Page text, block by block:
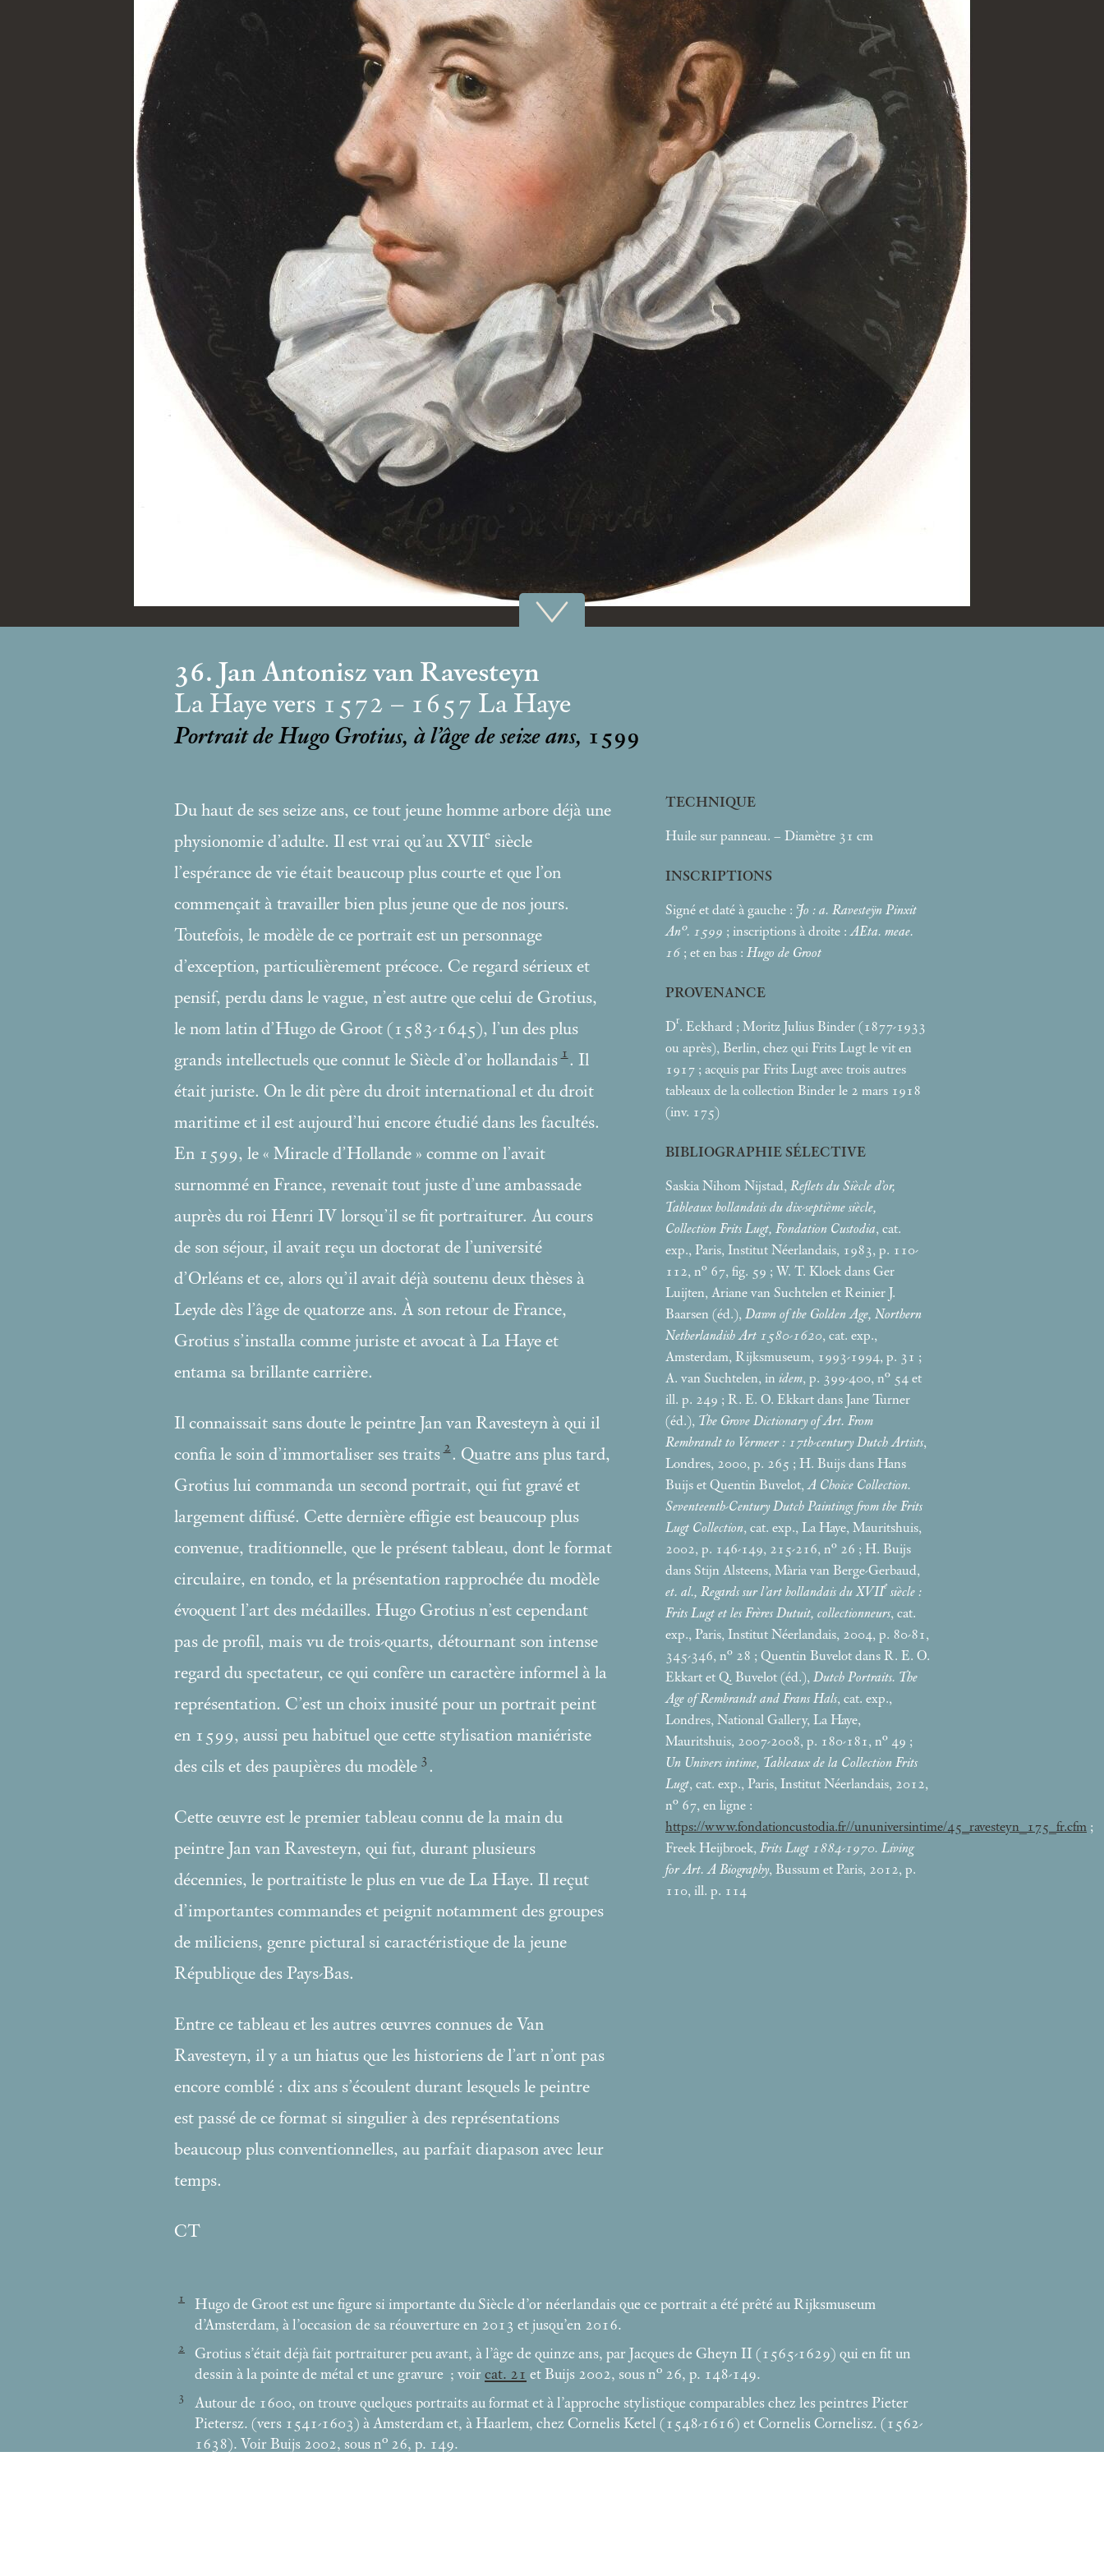
36. Jan Antonisz van Ravesteyn
La Haye vers 1572 – 1657 La Haye
Portrait de Hugo Grotius, à l’âge de seize ans, 1599
Du haut de ses seize ans, ce tout jeune homme arbore déjà une
physionomie d’adulte. Il est vrai qu’au XVIIe siècle
l’espérance de vie était beaucoup plus courte et que l’on
commençait à travailler bien plus jeune que de nos jours.
Toutefois, le modèle de ce portrait est un personnage
d’exception, particulièrement précoce. Ce regard sérieux et
pensif, perdu dans le vague, n’est autre que celui de Grotius,
le nom latin d’Hugo de Groot (1583-1645), l’un des plus
grands intellectuels que connut le Siècle d’or hollandais 1 . Il
était juriste. On le dit père du droit international et du droit
maritime et il est aujourd’hui encore étudié dans les facultés.
En 1599, le « Miracle d’Hollande » comme on l’avait
surnommé en France, revenait tout juste d’une ambassade
auprès du roi Henri IV lorsqu’il se fit portraiturer. Au cours
de son séjour, il avait reçu un doctorat de l’université
d’Orléans et ce, alors qu’il avait déjà soutenu deux thèses à
Leyde dès l’âge de quatorze ans. À son retour de France,
Grotius s’installa comme juriste et avocat à La Haye et
entama sa brillante carrière.
Il connaissait sans doute le peintre Jan van Ravesteyn à qui il
confia le soin d’immortaliser ses traits 2. Quatre ans plus tard,
Grotius lui commanda un second portrait, qui fut gravé et
largement diffusé. Cette dernière effigie est beaucoup plus
convenue, traditionnelle, que le présent tableau, dont le format
circulaire, en tondo, et la présentation rapprochée du modèle
évoquent l’art des médailles. Hugo Grotius n’est cependant
pas de profil, mais vu de trois-quarts, détournant son intense
regard du spectateur, ce qui confère un caractère informel à la
représentation. C’est un choix inusité pour un portrait peint
en 1599, aussi peu habituel que cette stylisation maniériste
des cils et des paupières du modèle 3 .
Cette œuvre est le premier tableau connu de la main du
peintre Jan van Ravesteyn, qui fut, durant plusieurs
décennies, le portraitiste le plus en vue de La Haye. Il reçut
d’importantes commandes et peignit notamment des groupes
de miliciens, genre pictural si caractéristique de la jeune
République des Pays-Bas.
Entre ce tableau et les autres œuvres connues de Van
Ravesteyn, il y a un hiatus que les historiens de l’art n’ont pas
encore comblé : dix ans s’écoulent durant lesquels le peintre
est passé de ce format si singulier à des représentations
beaucoup plus conventionnelles, au parfait diapason avec leur
temps.
CT
TECHNIQUE
Huile sur panneau. – Diamètre 31 cm
INSCRIPTIONS
Signé et daté à gauche : Jo : a. Ravesteÿn Pinxit
An°. 1599 ; inscriptions à droite :AEta. meae.
16 ; et en bas : Hugo de Groot
PROVENANCE
Dr. Eckhard ; Moritz Julius Binder (1877-1933
ou après), Berlin, chez qui Frits Lugt le vit en
1917 ; acquis par Frits Lugt avec trois autres
tableaux de la collection Binder le 2 mars 1918
(inv. 175)
BIBLIOGRAPHIE SÉLECTIVE
Saskia Nihom Nijstad, Reflets du Siècle d’or,
Tableaux hollandais du dix-septième siècle,
Collection Frits Lugt, Fondation Custodia, cat.
exp., Paris, Institut Néerlandais, 1983, p. 110-
112, n° 67, fig. 59 ; W. T. Kloek dans Ger
Luijten, Ariane van Suchtelen et Reinier J.
Baarsen (éd.), Dawn of the Golden Age, Northern
Netherlandish Art 1580-1620, cat. exp.,
Amsterdam, Rijksmuseum, 1993-1994, p. 31 ;
A. van Suchtelen, in idem, p. 399-400, n° 54 et
ill. p. 249 ; R. E. O. Ekkart dans Jane Turner
(éd.), The Grove Dictionary of Art. From
Rembrandt to Vermeer : 17th-century Dutch Artists,
Londres, 2000, p. 265 ; H. Buijs dans Hans
Buijs et Quentin Buvelot,A Choice Collection.
Seventeenth-Century Dutch Paintings from the Frits
Lugt Collection, cat. exp., La Haye, Mauritshuis,
2002, p. 146-149, 215-216, n° 26 ; H. Buijs
dans Stijn Alsteens, Mària van Berge-Gerbaud,
et. al., Regards sur l’art hollandais du XVIIe siècle :
Frits Lugt et les Frères Dutuit, collectionneurs, cat.
exp., Paris, Institut Néerlandais, 2004, p. 80-81,
345-346, n° 28 ; Quentin Buvelot dans R. E. O.
Ekkart et Q. Buvelot (éd.), Dutch Portraits. The
Age of Rembrandt and Frans Hals, cat. exp.,
Londres, National Gallery, La Haye,
Mauritshuis, 2007-2008, p. 180-181, n° 49 ;
Un Univers intime, Tableaux de la Collection Frits
Lugt, cat. exp., Paris, Institut Néerlandais, 2012,
n° 67, en ligne :
https://www.fondationcustodia.fr//ununiversintime/45_ravesteyn_175_fr.cfm ;
Freek Heijbroek, Frits Lugt 1884-1970. Living
for Art. A Biography, Bussum et Paris, 2012, p.
110, ill. p. 114
1
Hugo de Groot est une figure si importante du Siècle d’or néerlandais que ce portrait a été prêté au Rijksmuseum
d’Amsterdam, à l’occasion de sa réouverture en 2013 et jusqu’en 2016.
2
Grotius s’était déjà fait portraiturer peu avant, à l’âge de quinze ans, par Jacques de Gheyn II (1565-1629) qui en fit un
dessin à la pointe de métal et une gravure ; voir cat. 21 et Buijs 2002, sous n° 26, p. 148-149.
3
Autour de 1600, on trouve quelques portraits au format et à l’approche stylistique comparables chez les peintres Pieter
Pietersz. (vers 1541-1603) à Amsterdam et, à Haarlem, chez Cornelis Ketel (1548-1616) et Cornelis Cornelisz. (1562-
1638). Voir Buijs 2002, sous n° 26, p. 149.